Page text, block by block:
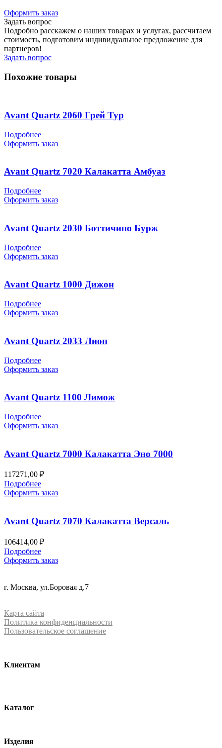
Оформить заказ
Задать вопрос
Подробно расскажем о наших товарах и услугах, рассчитаем
стоимость, подготовим индивидуальное предложение для
партнеров!
Задать вопрос
Похожие товары
Avant Quartz 2060 Грей Тур
Подробнее
Оформить заказ
Avant Quartz 7020 Калакатта Амбуаз
Подробнее
Оформить заказ
Avant Quartz 2030 Боттичино Бурж
Подробнее
Оформить заказ
Avant Quartz 1000 Дижон
Подробнее
Оформить заказ
Avant Quartz 2033 Лион
Подробнее
Оформить заказ
Avant Quartz 1100 Лимож
Подробнее
Оформить заказ
Avant Quartz 7000 Калакатта Эно 7000
117271,00 ₽
Подробнее
Оформить заказ
Avant Quartz 7070 Калакатта Версаль
106414,00 ₽
Подробнее
Оформить заказ
г. Москва, ул.Боровая д.7
Карта сайта
Политика конфиденциальности
Пользовательское соглашение
Клиентам
Каталог
Изделия